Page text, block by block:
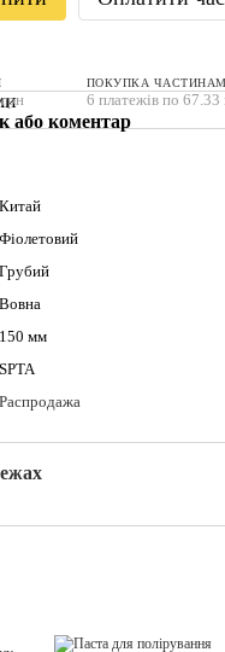
ПОКУПКА
6 платежів по 67.33
або коментар
Китай
Фіолетовий
Грубий
Вовна
150 мм
SPTA
Распродажа